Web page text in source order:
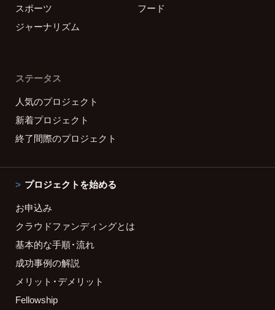
スポーツ
フード
ジャーナリズム
ステータス
人気のプロジェクト
新着プロジェクト
終了間際のプロジェクト
プロジェクトを始める
お申込み
クラウドファンディングとは
基本的な手順・流れ
成功事例の解説
メリット・デメリット
Fellowship